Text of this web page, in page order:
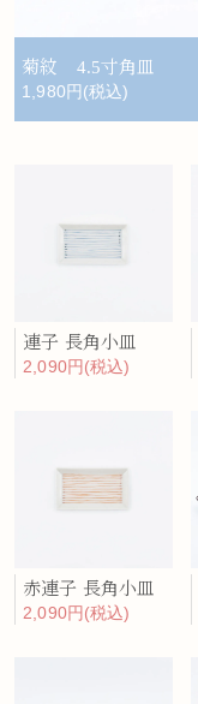
菊紋 4.5寸角皿
1,980円(税込)
連子 長角小皿
2,090円(税込)
赤連子 長角小皿
2,090円(税込)